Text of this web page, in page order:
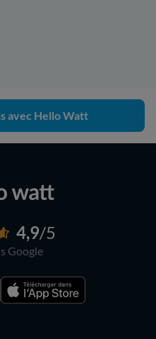
avec Hello Watt
4,9/5
Google